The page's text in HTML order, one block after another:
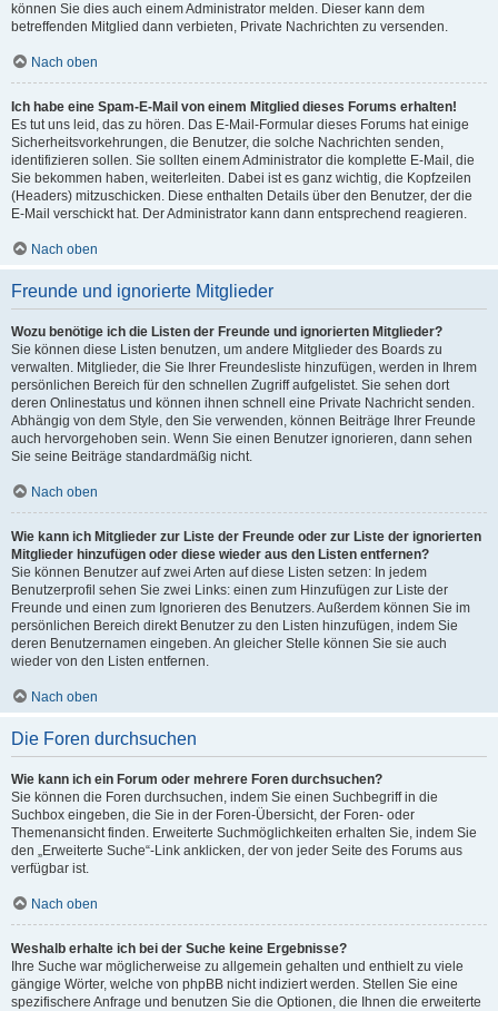
können Sie dies auch einem Administrator melden. Dieser kann dem
betreffenden Mitglied dann verbieten, Private Nachrichten zu versenden.
Nach oben
Ich habe eine Spam-E-Mail von einem Mitglied dieses Forums erhalten!
Es tut uns leid, das zu hören. Das E-Mail-Formular dieses Forums hat einige
Sicherheitsvorkehrungen, die Benutzer, die solche Nachrichten senden,
identifizieren sollen. Sie sollten einem Administrator die komplette E-Mail, die
Sie bekommen haben, weiterleiten. Dabei ist es ganz wichtig, die Kopfzeilen
(Headers) mitzuschicken. Diese enthalten Details über den Benutzer, der die
E-Mail verschickt hat. Der Administrator kann dann entsprechend reagieren.
Nach oben
Freunde und ignorierte Mitglieder
Wozu benötige ich die Listen der Freunde und ignorierten Mitglieder?
Sie können diese Listen benutzen, um andere Mitglieder des Boards zu
verwalten. Mitglieder, die Sie Ihrer Freundesliste hinzufügen, werden in Ihrem
persönlichen Bereich für den schnellen Zugriff aufgelistet. Sie sehen dort
deren Onlinestatus und können ihnen schnell eine Private Nachricht senden.
Abhängig von dem Style, den Sie verwenden, können Beiträge Ihrer Freunde
auch hervorgehoben sein. Wenn Sie einen Benutzer ignorieren, dann sehen
Sie seine Beiträge standardmäßig nicht.
Nach oben
Wie kann ich Mitglieder zur Liste der Freunde oder zur Liste der ignorierten
Mitglieder hinzufügen oder diese wieder aus den Listen entfernen?
Sie können Benutzer auf zwei Arten auf diese Listen setzen: In jedem
Benutzerprofil sehen Sie zwei Links: einen zum Hinzufügen zur Liste der
Freunde und einen zum Ignorieren des Benutzers. Außerdem können Sie im
persönlichen Bereich direkt Benutzer zu den Listen hinzufügen, indem Sie
deren Benutzernamen eingeben. An gleicher Stelle können Sie sie auch
wieder von den Listen entfernen.
Nach oben
Die Foren durchsuchen
Wie kann ich ein Forum oder mehrere Foren durchsuchen?
Sie können die Foren durchsuchen, indem Sie einen Suchbegriff in die
Suchbox eingeben, die Sie in der Foren-Übersicht, der Foren- oder
Themenansicht finden. Erweiterte Suchmöglichkeiten erhalten Sie, indem Sie
den „Erweiterte Suche“-Link anklicken, der von jeder Seite des Forums aus
verfügbar ist.
Nach oben
Weshalb erhalte ich bei der Suche keine Ergebnisse?
Ihre Suche war möglicherweise zu allgemein gehalten und enthielt zu viele
gängige Wörter, welche von phpBB nicht indiziert werden. Stellen Sie eine
spezifischere Anfrage und benutzen Sie die Optionen, die Ihnen die erweiterte